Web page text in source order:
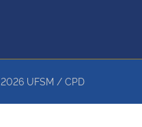
2026 UFSM / CPD